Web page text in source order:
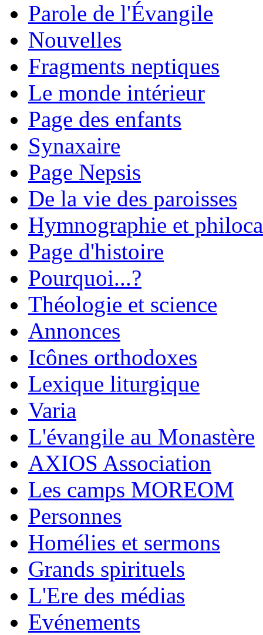
Parole de l'Évangile
Nouvelles
Fragments neptiques
Le monde intérieur
Page des enfants
Synaxaire
Page Nepsis
De la vie des paroisses
Hymnographie et
Page d'histoire
Pourquoi...?
Théologie et science
Annonces
Icônes orthodoxes
Lexique liturgique
Varia
L'évangile au Monastère
AXIOS Association
Les camps MOREOM
Personnes
Homélies et sermons
Grands spirituels
L'Ere des médias
Evénements